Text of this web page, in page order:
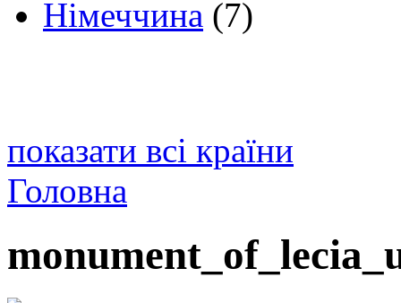
Німеччина (7)
показати всі країни
Головна